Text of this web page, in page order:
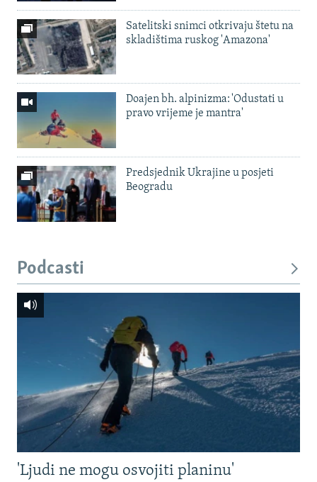
Satelitski snimci otkrivaju štetu na
skladištima ruskog 'Amazona'
Doajen bh. alpinizma: 'Odustati u
pravo vrijeme je mantra'
Predsjednik Ukrajine u posjeti
Beogradu
Podcasti
'Ljudi ne mogu osvojiti planinu'